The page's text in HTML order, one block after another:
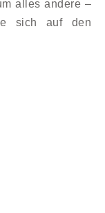
alles andere –
sich auf den